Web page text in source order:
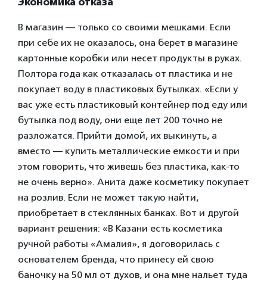
В магазин — только со своими мешками. Если
при себе их не оказалось, она берет в магазине
картонные коробки или несет продукты в руках.
Полтора года как отказалась от пластика и не
покупает воду в пластиковых бутылках. «Если у
вас уже есть пластиковый контейнер под еду или
бутылка под воду, они еще лет 200 точно не
разложатся. Прийти домой, их выкинуть, а
вместо — купить металлические емкости и при
этом говорить, что живешь без пластика, как-то
не очень верно». Анита даже косметику покупает
на розлив. Если не может такую найти,
приобретает в стеклянных банках. Вот и другой
вариант решения: «В Казани есть косметика
ручной работы «Амалия», я договорилась с
основателем бренда, что принесу ей свою
баночку на 50 мл от духов, и она мне нальет туда